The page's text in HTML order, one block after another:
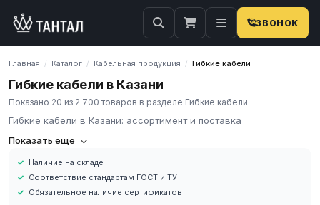
ЗВОНОК
Главная / Каталог / Кабельная продукция / Гибкие кабели
Гибкие кабели в Казани
Показано 20 из 2 700 товаров в разделе Гибкие кабели
Гибкие кабели в Казани: ассортимент и поставка
Компания «Тантал» предлагает Гибкие кабели в России. Мы
и промышленных материалов по всей России.
В нашем каталоге представлен широкий ассортимент Гибкие
кабели различных марок, размеров и типов. Все изделия
Показать еще
Наличие на складе
Соответствие стандартам ГОСТ и ТУ
Обязательное наличие сертификатов